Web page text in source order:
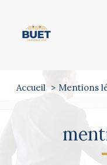
Accueil Mentions